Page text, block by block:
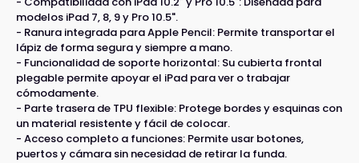
modelos iPad 7, 8, 9 y Pro 10.5".
- Ranura integrada para Apple Pencil: Permite transportar el
lápiz de forma segura y siempre a mano.
- Funcionalidad de soporte horizontal: Su cubierta frontal
plegable permite apoyar el iPad para ver o trabajar
cómodamente.
- Parte trasera de TPU flexible: Protege bordes y esquinas con
un material resistente y fácil de colocar.
- Acceso completo a funciones: Permite usar botones,
puertos y cámara sin necesidad de retirar la funda.